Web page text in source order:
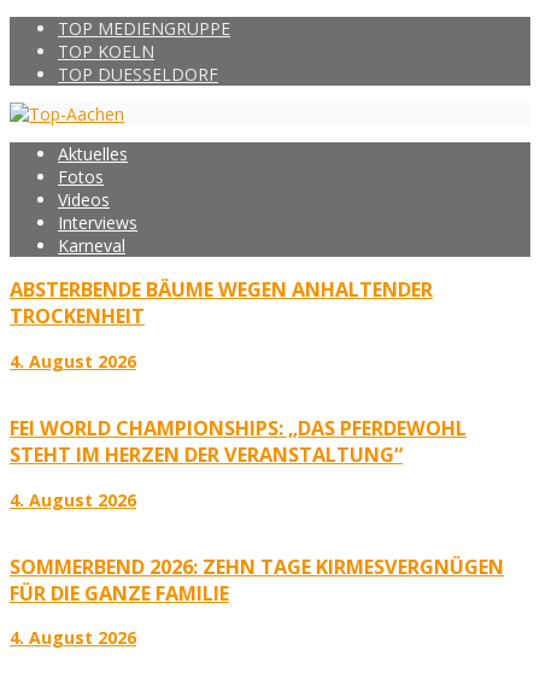
TOP MEDIENGRUPPE
TOP KOELN
TOP DUESSELDORF
Aktuelles
Fotos
Videos
Interviews
Karneval
ABSTERBENDE BÄUME WEGEN ANHALTENDER
TROCKENHEIT
4. August 2026
FEI WORLD CHAMPIONSHIPS: „DAS PFERDEWOHL
STEHT IM HERZEN DER VERANSTALTUNG“
4. August 2026
SOMMERBEND 2026: ZEHN TAGE KIRMESVERGNÜGEN
FÜR DIE GANZE FAMILIE
4. August 2026